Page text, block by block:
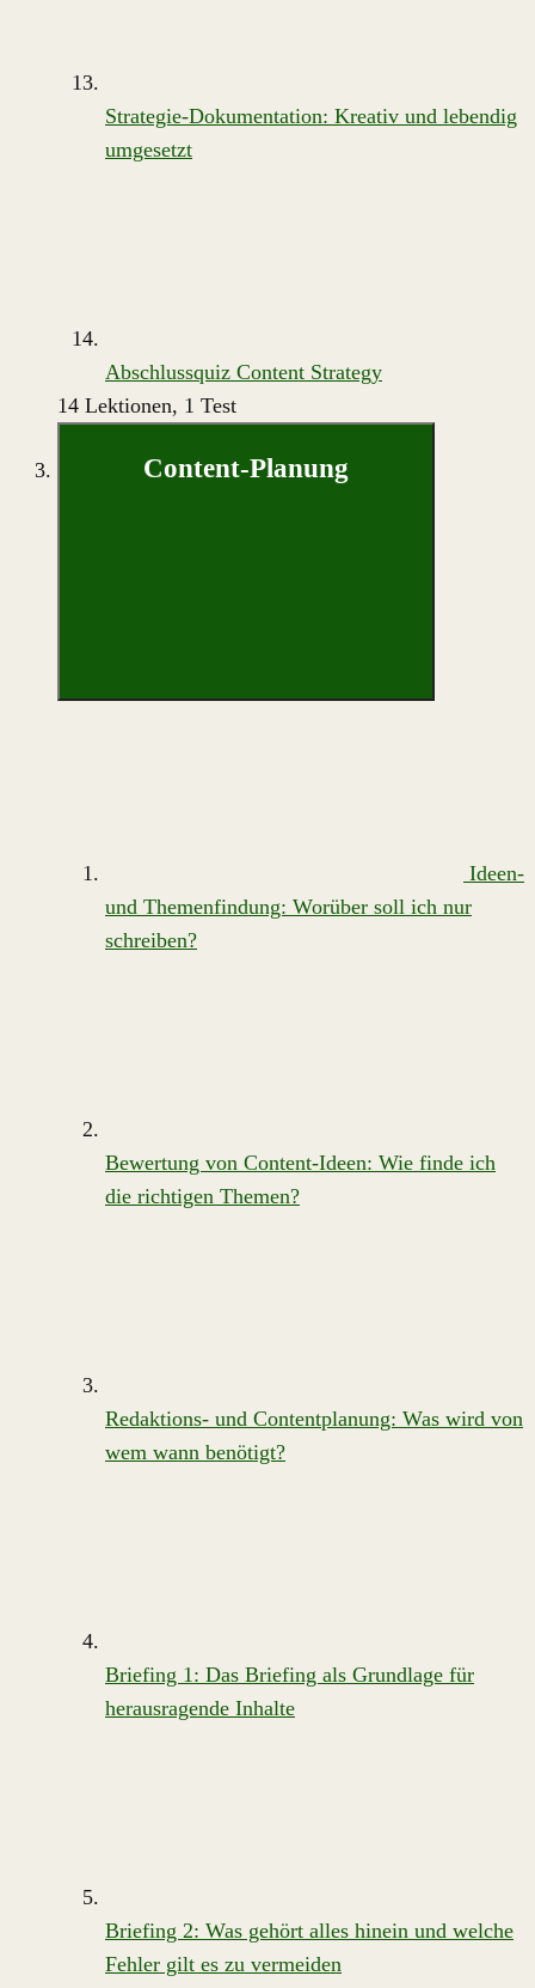
Strategie-Dokumentation: Kreativ und lebendig
umgesetzt
Abschlussquiz Content Strategy
14 Lektionen, 1 Test
Content-Planung
Ideen-
und Themenfindung: Worüber soll ich nur
schreiben?
Bewertung von Content-Ideen: Wie finde ich
die richtigen Themen?
Redaktions- und Contentplanung: Was wird von
wem wann benötigt?
Briefing 1: Das Briefing als Grundlage für
herausragende Inhalte
Briefing 2: Was gehört alles hinein und welche
Fehler gilt es zu vermeiden